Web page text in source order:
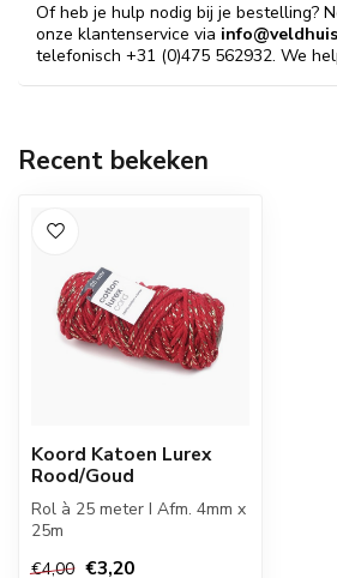
Of heb je hulp nodig bij je bestelling?
onze klantenservice via
telefonisch +31 (0)475 562932. We
Recent bekeken
Koord Katoen Lurex
Rood/Goud
Rol à 25 meter I Afm. 4mm x
25m
€4,00 €3,20